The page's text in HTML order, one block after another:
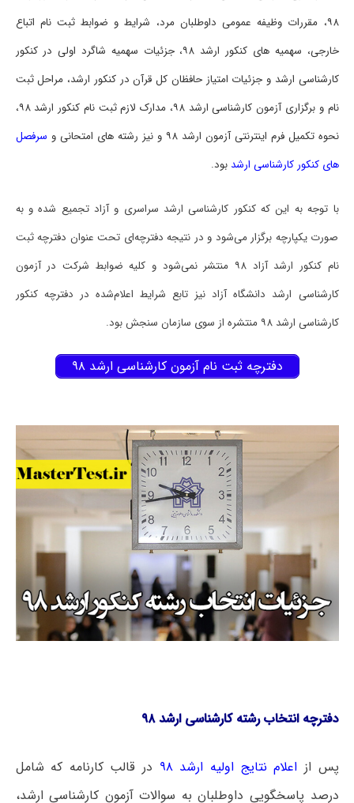
۹۸، مقررات وظیفه عمومی داوطلبان مرد، شرایط و ضوابط ثبت نام اتباع
خارجی، سهمیه های کنکور ارشد ۹۸ ، جزئیات سهمیه شاگرد اولی در کنکور
کارشناسی ارشد و جزئیات امتیاز حافظان کل قرآن در کنکور ارشد، مراحل ثبت
نام و برگزاری آزمون کارشناسی ارشد ۹۸، مدارک لازم ثبت نام کنکور ارشد ۹۸،
نحوه تکمیل فرم اینترنتی آزمون ارشد ۹۸ و نیز رشته های امتحانی و
سرفصل
های کنکور کارشناسی ارشد بود.
با توجه به این که کنکور کارشناسی ارشد سراسری و آزاد تجمیع شده و به
صورت یکپارچه برگزار می‌شود و در نتیجه دفترچه‌ای تحت عنوان دفترچه ثبت
نام کنکور ارشد آزاد ۹۸ منتشر نمی‌شود و کلیه ضوابط شرکت در آزمون
کارشناسی ارشد دانشگاه آزاد نیز تابع شرایط اعلام‌شده در دفترچه کنکور
کارشناسی ارشد ۹۸ منتشره از سوی سازمان سنجش بود.
دفترچه ثبت نام آزمون کارشناسی ارشد ۹۸
دفترچه انتخاب رشته کارشناسی ارشد ۹۸
پس از اعلام نتایج اولیه ارشد ۹۸
در قالب کارنامه که شامل
درصد پاسخگویی داوطلبان به سوالات آزمون کارشناسی ارشد،